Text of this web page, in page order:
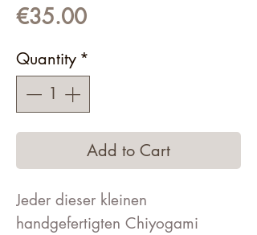
€35.00Price
Quantity *
Add to Cart
Jeder dieser kleinen
handgefertigten Chiyogami